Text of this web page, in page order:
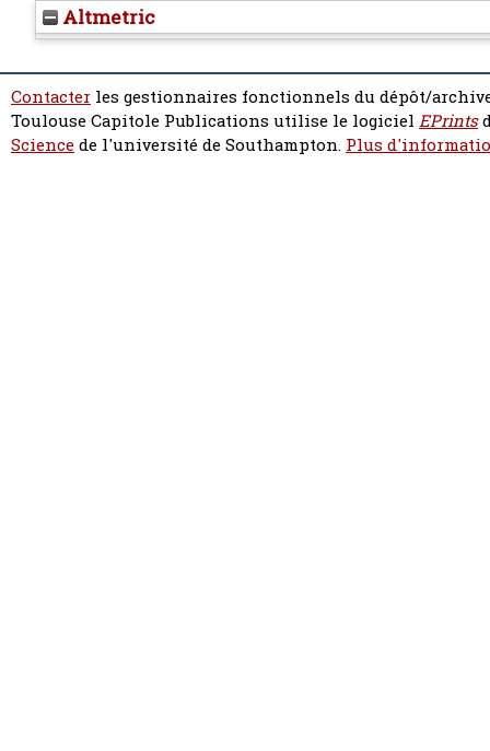
Altmetric
Contacter les gestionnaires fonctionnels du dépôt/
Toulouse Capitole Publications utilise le logiciel EPrints
Sciencede l'université de Southampton. Plus